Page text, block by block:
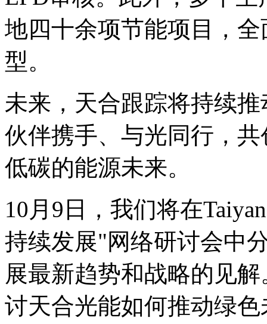
地四十余项节能项目，
型。
未来，天合跟踪将持续
伙伴携手、与光同行，
低碳的能源未来。
10月9日，我们将在
持续发展"网络研讨会中
展最新趋势和战略的见
讨天合光能如何推动绿